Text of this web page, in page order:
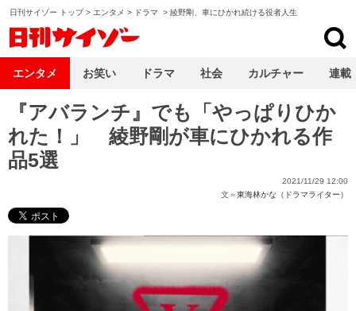
日刊サイゾー トップ> エンタメ > ドラマ > 綾野剛、車にひかれ続ける役者人生
『アバランチ』でも「やっぱりひか
れた！」 綾野剛が車にひかれる作
品5選
2021/11/29 12:00
文＝東海林かな（ドラマライター）
エンタメ お笑い ドラマ 社会 カルチャー 連載